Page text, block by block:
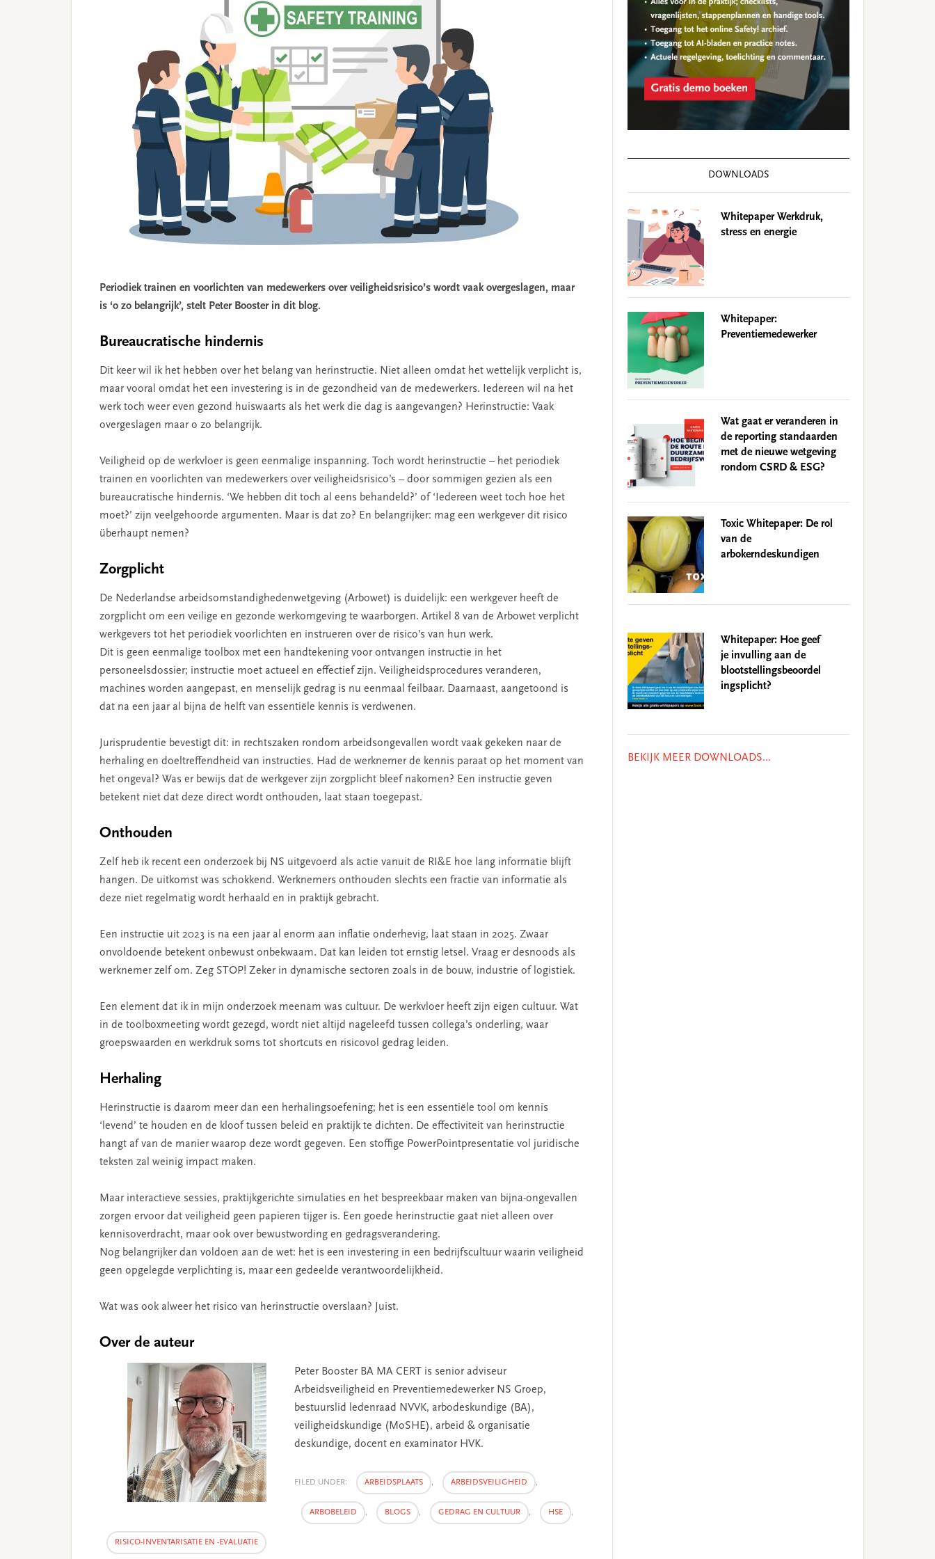
Periodiek trainen en voorlichten van medewerkers over veiligheidsrisico’s wordt vaak overgeslagen, maar
is ‘o zo belangrijk’, stelt Peter Booster in dit blog.
Bureaucratische hindernis
Dit keer wil ik het hebben over het belang van herinstructie. Niet alleen omdat het wettelijk verplicht is,
maar vooral omdat het een investering is in de gezondheid van de medewerkers. Iedereen wil na het
werk toch weer even gezond huiswaarts als het werk die dag is aangevangen? Herinstructie: Vaak
overgeslagen maar o zo belangrijk.
Veiligheid op de werkvloer is geen eenmalige inspanning. Toch wordt herinstructie – het periodiek
trainen en voorlichten van medewerkers over veiligheidsrisico’s – door sommigen gezien als een
bureaucratische hindernis. ‘We hebben dit toch al eens behandeld?’ of ‘Iedereen weet toch hoe het
moet?’ zijn veelgehoorde argumenten. Maar is dat zo? En belangrijker: mag een werkgever dit risico
überhaupt nemen?
Zorgplicht
De Nederlandse arbeidsomstandighedenwetgeving (Arbowet) is duidelijk: een werkgever heeft de
zorgplicht om een veilige en gezonde werkomgeving te waarborgen. Artikel 8 van de Arbowet verplicht
werkgevers tot het periodiek voorlichten en instrueren over de risico’s van hun werk.
Dit is geen eenmalige toolbox met een handtekening voor ontvangen instructie in het
personeelsdossier; instructie moet actueel en effectief zijn. Veiligheidsprocedures veranderen,
machines worden aangepast, en menselijk gedrag is nu eenmaal feilbaar. Daarnaast, aangetoond is
dat na een jaar al bijna de helft van essentiële kennis is verdwenen.
Jurisprudentie bevestigt dit: in rechtszaken rondom arbeidsongevallen wordt vaak gekeken naar de
herhaling en doeltreffendheid van instructies. Had de werknemer de kennis paraat op het moment van
het ongeval? Was er bewijs dat de werkgever zijn zorgplicht bleef nakomen? Een instructie geven
betekent niet dat deze direct wordt onthouden, laat staan toegepast.
Onthouden
Zelf heb ik recent een onderzoek bij NS uitgevoerd als actie vanuit de RI&E hoe lang informatie blijft
hangen. De uitkomst was schokkend. Werknemers onthouden slechts een fractie van informatie als
deze niet regelmatig wordt herhaald en in praktijk gebracht.
Een instructie uit 2023 is na een jaar al enorm aan inflatie onderhevig, laat staan in 2025. Zwaar
onvoldoende betekent onbewust onbekwaam. Dat kan leiden tot ernstig letsel. Vraag er desnoods als
werknemer zelf om. Zeg STOP! Zeker in dynamische sectoren zoals in de bouw, industrie of logistiek.
Een element dat ik in mijn onderzoek meenam was cultuur. De werkvloer heeft zijn eigen cultuur. Wat
in de toolboxmeeting wordt gezegd, wordt niet altijd nageleefd tussen collega’s onderling, waar
groepswaarden en werkdruk soms tot shortcuts en risicovol gedrag leiden.
Herhaling
Herinstructie is daarom meer dan een herhalingsoefening; het is een essentiële tool om kennis
‘levend’ te houden en de kloof tussen beleid en praktijk te dichten. De effectiviteit van herinstructie
hangt af van de manier waarop deze wordt gegeven. Een stoffige PowerPointpresentatie vol juridische
teksten zal weinig impact maken.
Maar interactieve sessies, praktijkgerichte simulaties en het bespreekbaar maken van bijna-ongevallen
zorgen ervoor dat veiligheid geen papieren tijger is. Een goede herinstructie gaat niet alleen over
kennisoverdracht, maar ook over bewustwording en gedragsverandering.
Nog belangrijker dan voldoen aan de wet: het is een investering in een bedrijfscultuur waarin veiligheid
geen opgelegde verplichting is, maar een gedeelde verantwoordelijkheid.
Wat was ook alweer het risico van herinstructie overslaan? Juist.
Over de auteur
Peter Booster BA MA CERT is senior adviseur
Arbeidsveiligheid en Preventiemedewerker NS Groep,
bestuurslid ledenraad NVVK, arbodeskundige (BA),
veiligheidskundige (MoSHE), arbeid & organisatie
deskundige, docent en examinator HVK.
FILED UNDER: ARBEIDSPLAATS , ARBEIDSVEILIGHEID ,
ARBOBELEID , BLOGS , GEDRAG EN CULTUUR , HSE ,
RISICO-INVENTARISATIE EN -EVALUATIE
DOWNLOADS
Whitepaper Werkdruk,
stress en energie
Whitepaper:
Preventiemedewerker
Wat gaat er veranderen in
de reporting standaarden
met de nieuwe wetgeving
rondom CSRD & ESG?
Toxic Whitepaper: De rol
van de
arbokerndeskundigen
Whitepaper: Hoe geef
je invulling aan de
blootstellingsbeoordel
ingsplicht?
BEKIJK MEER DOWNLOADS...